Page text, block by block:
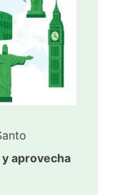
y aprovecha